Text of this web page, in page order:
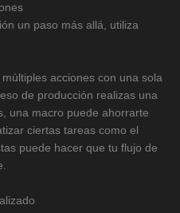
un paso más allá, utiliza
acciones con una sola
de producción realizas una
una macro puede ahorrarte
ciertas tareas como el
puede hacer que tu flujo de